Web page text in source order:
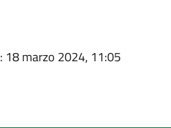
: 18 marzo 2024, 11:05